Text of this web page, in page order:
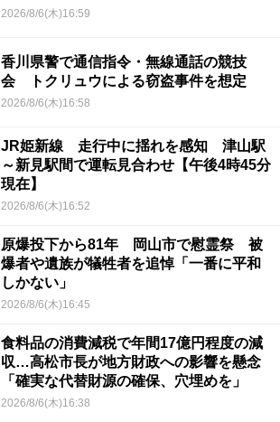
2026/8/6(木)16:59
香川県警で通信指令・無線通話の競技
会 トクリュウによる窃盗事件を想定
2026/8/6(木)16:58
JR姫新線 走行中に揺れを感知 津山駅
～新見駅間で運転見合わせ【午後4時45分
現在】
2026/8/6(木)16:52
原爆投下から81年 岡山市で慰霊祭 被
爆者や遺族が犠牲者を追悼「一番に平和
しかない」
2026/8/6(木)16:45
食料品の消費減税で年間17億円程度の減
収…高松市長が地方財政への影響を懸念
「確実な代替財源の確保、穴埋めを」
2026/8/6(木)16:38